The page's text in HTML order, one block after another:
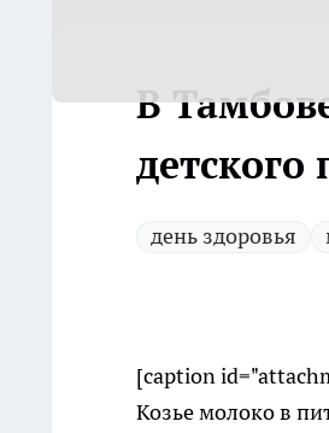
В
день здоровья
[caption
Козье молоко в